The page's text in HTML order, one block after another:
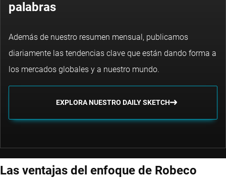
palabras
Además de nuestro resumen mensual, publicamos
diariamente las tendencias clave que están dando forma a
los mercados globales y a nuestro mundo.
EXPLORA NUESTRO DAILY SKETCH
Las ventajas del enfoque de Robeco